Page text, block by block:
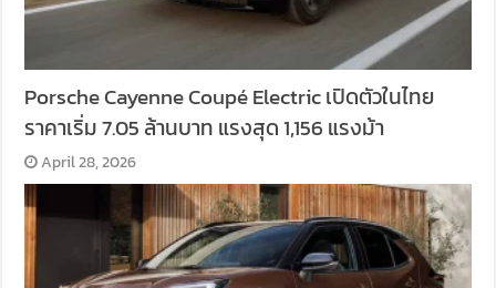
Porsche Cayenne Coupé Electric เปิดตัวในไทย
ราคาเริ่ม 7.05 ล้านบาท แรงสุด 1,156 แรงม้า
April 28, 2026